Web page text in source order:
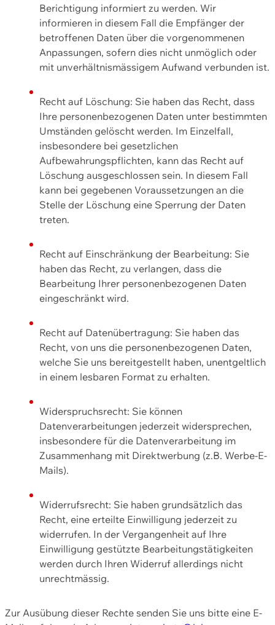
Berichtigung informiert zu werden. Wir
informieren in diesem Fall die Empfänger der
betroffenen Daten über die vorgenommenen
Anpassungen, sofern dies nicht unmöglich oder
mit unverhältnismässigem Aufwand verbunden ist.
Recht auf Löschung: Sie haben das Recht, dass
Ihre personenbezogenen Daten unter bestimmten
Umständen gelöscht werden. Im Einzelfall,
insbesondere bei gesetzlichen
Aufbewahrungspflichten, kann das Recht auf
Löschung ausgeschlossen sein. In diesem Fall
kann bei gegebenen Voraussetzungen an die
Stelle der Löschung eine Sperrung der Daten
treten.
Recht auf Einschränkung der Bearbeitung: Sie
haben das Recht, zu verlangen, dass die
Bearbeitung Ihrer personenbezogenen Daten
eingeschränkt wird.
Recht auf Datenübertragung: Sie haben das
Recht, von uns die personenbezogenen Daten,
welche Sie uns bereitgestellt haben, unentgeltlich
in einem lesbaren Format zu erhalten.
Widerspruchsrecht: Sie können
Datenverarbeitungen jederzeit widersprechen,
insbesondere für die Datenverarbeitung im
Zusammenhang mit Direktwerbung (z.B. Werbe-E-
Mails).
Widerrufsrecht: Sie haben grundsätzlich das
Recht, eine erteilte Einwilligung jederzeit zu
widerrufen. In der Vergangenheit auf Ihre
Einwilligung gestützte Bearbeitungstätigkeiten
werden durch Ihren Widerruf allerdings nicht
unrechtmässig.
Zur Ausübung dieser Rechte senden Sie uns bitte eine E-